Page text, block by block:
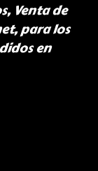
Venta de
para los
en